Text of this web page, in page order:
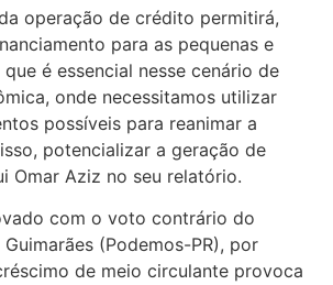
operação de crédito permitirá,
para as pequenas e
é essencial nesse cenário de
onde necessitamos utilizar
possíveis para reanimar a
potencializar a geração de
Omar Aziz no seu relatório.
com o voto contrário do
(Podemos-PR), por
de meio circulante provoca